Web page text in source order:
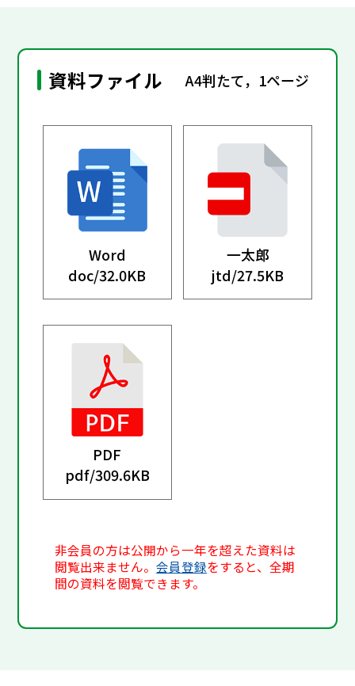
資料ファイル A4判たて，1ページ
Word
doc/32.0KB
一太郎
jtd/27.5KB
PDF
pdf/309.6KB
非会員の方は公開から一年を超えた資料は
閲覧出来ません。会員登録をすると、全期
間の資料を閲覧できます。